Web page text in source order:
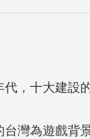
代，十大建設
台灣為遊戲背